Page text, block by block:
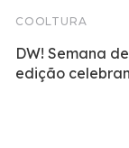
COOLTURA
DW! Semana
edição